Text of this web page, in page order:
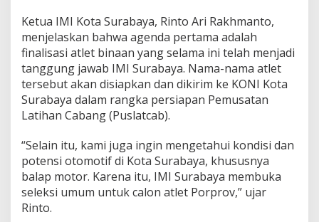
l
a
r
S
e
l
e
k
s
T
e
b
u
Ketua IMI Kota Surabaya, Rinto Ari Rakhmanto,
menjelaskan bahwa agenda pertama adalah
finalisasi atlet binaan yang selama ini telah menjadi
tanggung jawab IMI Surabaya. Nama-nama atlet
tersebut akan disiapkan dan dikirim ke KONI Kota
Surabaya dalam rangka persiapan Pemusatan
Latihan Cabang (Puslatcab).
“Selain itu, kami juga ingin mengetahui kondisi dan
potensi otomotif di Kota Surabaya, khususnya
balap motor. Karena itu, IMI Surabaya membuka
seleksi umum untuk calon atlet Porprov,” ujar
Rinto.